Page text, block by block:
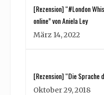
[Rezension] “#London
online” von Aniela Ley
März 14, 2022
[Rezension] “Die Sprache
Oktober 29, 2018